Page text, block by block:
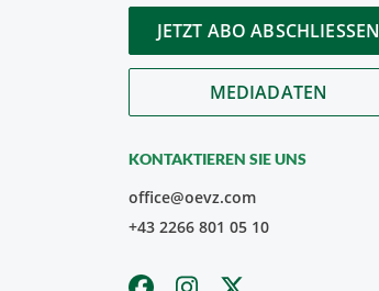
JETZT ABO ABSCHLIESSEN
MEDIADATEN
KONTAKTIEREN SIE UNS
office@oevz.com
+43 2266 801 05 10